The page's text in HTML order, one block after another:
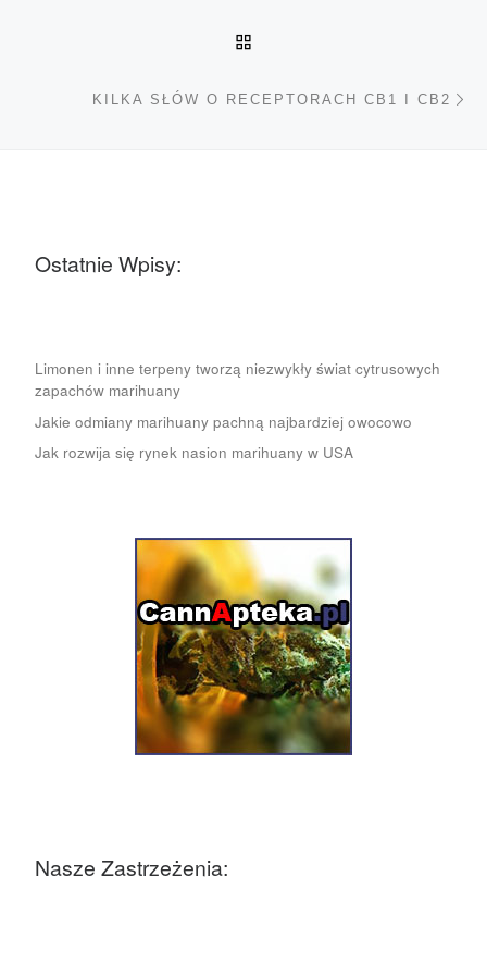
KILKA SŁÓW O RECEPTORACH CB1 I CB2
Ostatnie Wpisy:
Limonen i inne terpeny tworzą niezwykły świat cytrusowych
zapachów marihuany
Jakie odmiany marihuany pachną najbardziej owocowo
Jak rozwija się rynek nasion marihuany w USA
Nasze Zastrzeżenia: